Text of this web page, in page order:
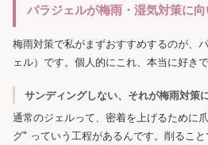
パラジェルが梅雨・湿気対策に
梅雨対策で私がまずおすすめするのが、
ェル）です。個人的にこれ、本当に好き
サンディングしない、それが梅雨対策
通常のジェルって、密着を上げるために
グ" っていう工程があるんです。削るこ